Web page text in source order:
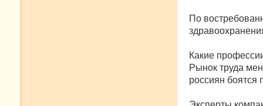
По
Какие
Рынок труда
россиян боятся